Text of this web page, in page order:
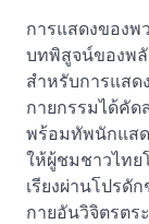
การแสดงของพ
บทพิสูจน์ของพลั
สำหรับการแสด
กายกรรมได้คัด
พร้อมทัพนักแส
ให้ผู้ชมชาวไทย
เรียงผ่านโปรดั
กายอันวิจิตรตร